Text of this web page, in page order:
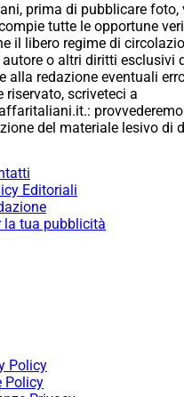
prima di pubblicare foto,
tutte le opportune
il libero regime di
o altri diritti esclusivi
alla redazione eventuali
riservato, scriveteci a
del materiale lesivo di
Editoriali
la tua pubblicità
Policy
Policy